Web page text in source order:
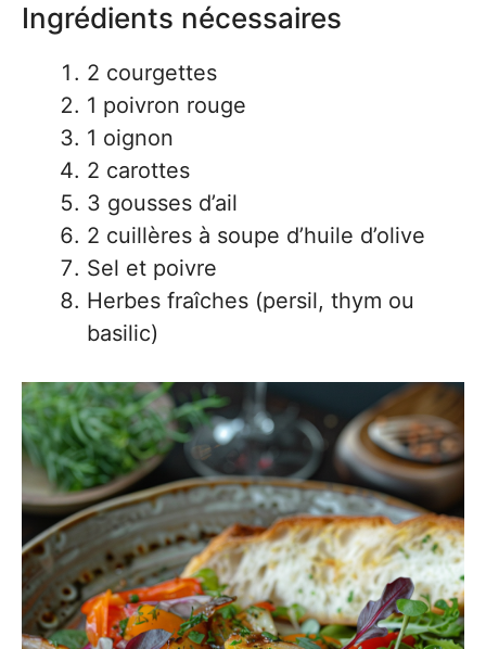
Ingrédients nécessaires
2 courgettes
1 poivron rouge
1 oignon
2 carottes
3 gousses d’ail
2 cuillères à soupe d’huile d’olive
Sel et poivre
Herbes fraîches (persil, thym ou
basilic)